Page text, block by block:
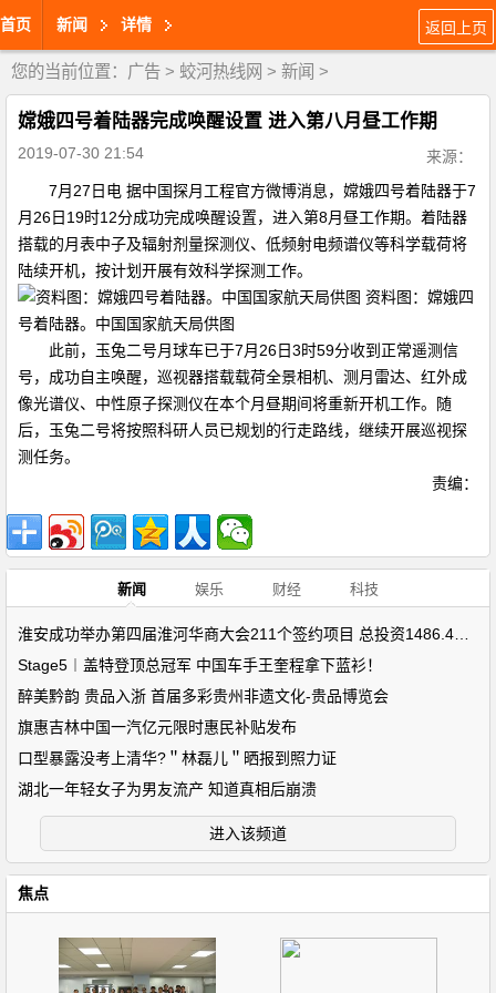
首页 新闻 详情 返回上页
您的当前位置： 广告 > 蛟河热线网 > 新闻 >
嫦娥四号着陆器完成唤醒设置 进入第八月昼工作期
2019-07-30 21:54
来源：
7月27日电 据中国探月工程官方微博消息，​​嫦娥四号着陆器于7
月26日19时12分成功完成唤醒设置，进入第8月昼工作期。着陆器
搭载的月表中子及辐射剂量探测仪、低频射电频谱仪等科学载荷将
陆续开机，按计划开展有效科学探测工作。
资料图：嫦娥四
号着陆器。中国国家航天局供图
此前，玉兔二号月球车已于7月26日3时59分收到正常遥测信
号，成功自主唤醒，巡视器搭载载荷全景相机、测月雷达、红外成
像光谱仪、中性原子探测仪在本个月昼期间将重新开机工作。随
后，玉兔二号将按照科研人员已规划的行走路线，继续开展巡视探
测任务。
责编：
新闻 娱乐 财经 科技
Stage5︱盖特登顶总冠军 中国车手王奎程拿下蓝衫！
醉美黔韵 贵品入浙 首届多彩贵州非遗文化-贵品博览会
旗惠吉林中国一汽亿元限时惠民补贴发布
口型暴露没考上清华?＂林磊儿＂晒报到照力证
湖北一年轻女子为男友流产 知道真相后崩溃
进入该频道
焦点